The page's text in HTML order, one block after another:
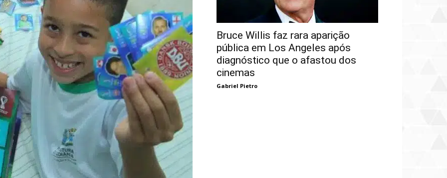
Bruce Willis faz rara aparição
pública em Los Angeles após
diagnóstico que o afastou dos
cinemas
Gabriel Pietro